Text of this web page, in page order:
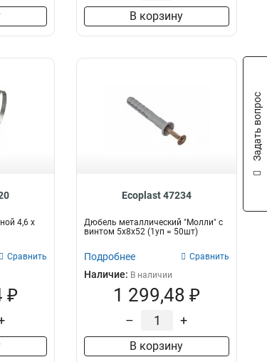
В корзину
4,6 х
Сравнить
₽
Ecoplast 47234
Дюбель металлический "Молли" с
винтом 5x8x52 (1уп = 50шт)
Подробнее Сравнить
Наличие: В наличии
1 299,48 ₽
– +
В корзину
Задать вопрос